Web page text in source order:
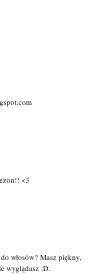
<3
włosów? Masz piękny,
wyglądasz :D.